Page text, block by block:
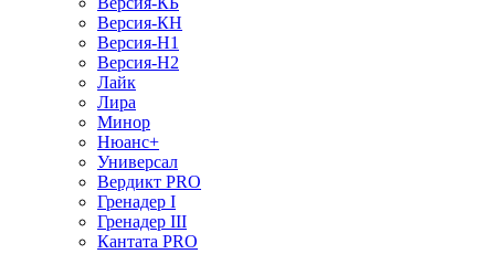
Версия-КН
Версия-Н1
Версия-Н2
Лайк
Лира
Минор
Нюанс+
Универсал
Вердикт PRO
Гренадер I
Гренадер III
Кантата PRO